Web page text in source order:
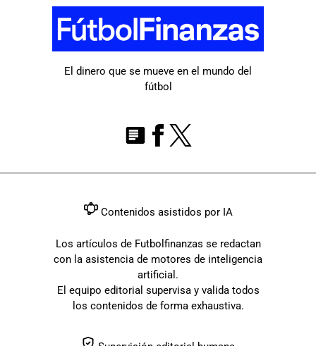
El dinero que se mueve en el mundo del
fútbol
Contenidos asistidos por IA
Los artículos de Futbolfinanzas se redactan
con la asistencia de motores de inteligencia
artificial.
El equipo editorial supervisa y valida todos
los contenidos de forma exhaustiva.